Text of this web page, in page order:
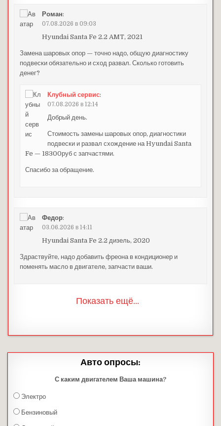
Роман:
07.08.2026 в 09:03
Hyundai Santa Fe 2.2 AMT, 2021
Замена шаровых опор — точно надо, общую диагностику
подвески обязательно и сход развал. Сколько готовить
денег?
Клубный сервис:
07.08.2026 в 12:14
Добрый день.
Стоимость замены шаровых опор, диагностики
подвески и развал схождение на Hyundai Santa
Fe — 18300руб с запчастями.
Спасибо за обращение.
Федор:
03.06.2026 в 14:11
Hyundai Santa Fe 2.2 дизель, 2020
Здраствуйте, надо добавить фреона в кондиционер и
поменять масло в двигателе, запчасти ваши.
Показать ещё...
Авто опросы:
С каким двигателем Ваша машина?
Электро
Бензиновый